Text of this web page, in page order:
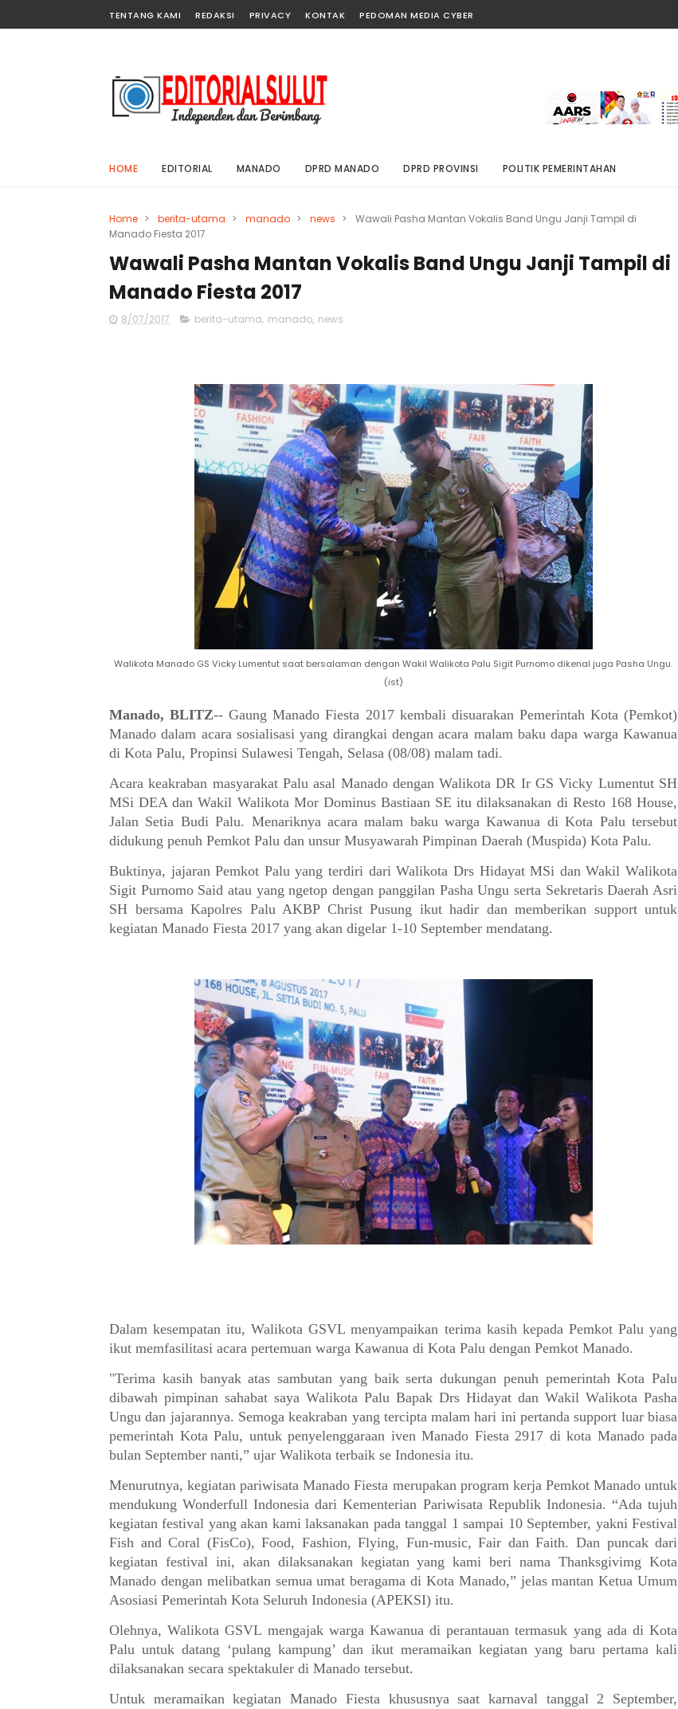
TENTANG KAMI REDAKSI PRIVACY KONTAK PEDOMAN MEDIA CYBER
HOME EDITORIAL MANADO DPRD MANADO DPRD PROVINSI POLITIK PEMERINTAHAN
Home > berita-utama > manado > news >
Wawali Pasha Mantan Vokalis Band Ungu Janji Tampil di
Manado Fiesta 2017
Wawali Pasha Mantan Vokalis Band Ungu Janji Tampil di
Manado Fiesta 2017
8/07/2017 berita-utama, manado, news
Walikota Manado GS Vicky Lumentut saat bersalaman dengan Wakil Walikota Palu Sigit Purnomo dikenal juga Pasha Ungu.
(ist)
Manado, BLITZ-- Gaung Manado Fiesta 2017 kembali disuarakan Pemerintah Kota (Pemkot)
Manado dalam acara sosialisasi yang dirangkai dengan acara malam baku dapa warga Kawanua
di Kota Palu, Propinsi Sulawesi Tengah, Selasa (08/08) malam tadi.
Acara keakraban masyarakat Palu asal Manado dengan Walikota DR Ir GS Vicky Lumentut SH
MSi DEA dan Wakil Walikota Mor Dominus Bastiaan SE itu dilaksanakan di Resto 168 House,
Jalan Setia Budi Palu. Menariknya acara malam baku warga Kawanua di Kota Palu tersebut
didukung penuh Pemkot Palu dan unsur Musyawarah Pimpinan Daerah (Muspida) Kota Palu.
Buktinya, jajaran Pemkot Palu yang terdiri dari Walikota Drs Hidayat MSi dan Wakil Walikota
Sigit Purnomo Said atau yang ngetop dengan panggilan Pasha Ungu serta Sekretaris Daerah Asri
SH bersama Kapolres Palu AKBP Christ Pusung ikut hadir dan memberikan support untuk
kegiatan Manado Fiesta 2017 yang akan digelar 1-10 September mendatang.
Dalam kesempatan itu, Walikota GSVL menyampaikan terima kasih kepada Pemkot Palu yang
ikut memfasilitasi acara pertemuan warga Kawanua di Kota Palu dengan Pemkot Manado.
"Terima kasih banyak atas sambutan yang baik serta dukungan penuh pemerintah Kota Palu
dibawah pimpinan sahabat saya Walikota Palu Bapak Drs Hidayat dan Wakil Walikota Pasha
Ungu dan jajarannya. Semoga keakraban yang tercipta malam hari ini pertanda support luar biasa
pemerintah Kota Palu, untuk penyelenggaraan iven Manado Fiesta 2917 di kota Manado pada
bulan September nanti,” ujar Walikota terbaik se Indonesia itu.
Menurutnya, kegiatan pariwisata Manado Fiesta merupakan program kerja Pemkot Manado untuk
mendukung Wonderfull Indonesia dari Kementerian Pariwisata Republik Indonesia. “Ada tujuh
kegiatan festival yang akan kami laksanakan pada tanggal 1 sampai 10 September, yakni Festival
Fish and Coral (FisCo), Food, Fashion, Flying, Fun-music, Fair dan Faith. Dan puncak dari
kegiatan festival ini, akan dilaksanakan kegiatan yang kami beri nama Thanksgivimg Kota
Manado dengan melibatkan semua umat beragama di Kota Manado,” jelas mantan Ketua Umum
Asosiasi Pemerintah Kota Seluruh Indonesia (APEKSI) itu.
Olehnya, Walikota GSVL mengajak warga Kawanua di perantauan termasuk yang ada di Kota
Palu untuk datang ‘pulang kampung’ dan ikut meramaikan kegiatan yang baru pertama kali
dilaksanakan secara spektakuler di Manado tersebut.
Untuk meramaikan kegiatan Manado Fiesta khususnya saat karnaval tanggal 2 September,